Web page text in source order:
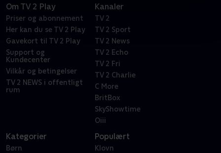
Om TV 2 Play
Priser og abonnement
Her kan du se TV 2 Play
Gavekort til TV 2 Play
Support og
Kundecenter
Vilkår og betingelser
TV 2 NEWS i offentligt
rum
Kanaler
TV 2
TV 2 Sport
TV 2 News
TV 2 Echo
TV 2 Fri
TV 2 Charlie
C More
BritBox
SkyShowtime
Oiii
Kategorier
Børn
Populært
Klovn